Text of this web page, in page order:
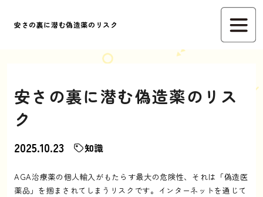
安さの裏に潜む偽造薬のリスク
安さの裏に潜む偽造薬のリス
ク
2025.10.23 知識
AGA治療薬の個人輸入がもたらす最大の危険性、それは「偽造医
薬品」を掴まされてしまうリスクです。インターネットを通じて